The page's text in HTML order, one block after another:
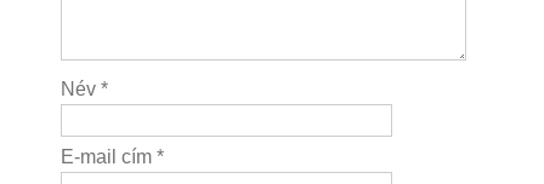
Név *
E-mail cím *